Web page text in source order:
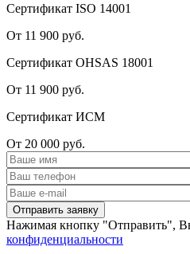
Сертификат ISO 14001
От 11 900 руб.
Сертификат OHSAS 18001
От 11 900 руб.
Сертификат ИСМ
От 20 000 руб.
Нажимая кнопку "Отправить",
конфиденциальности